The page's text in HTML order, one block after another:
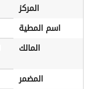
المركز
اسم المطية
المالك
المضمر